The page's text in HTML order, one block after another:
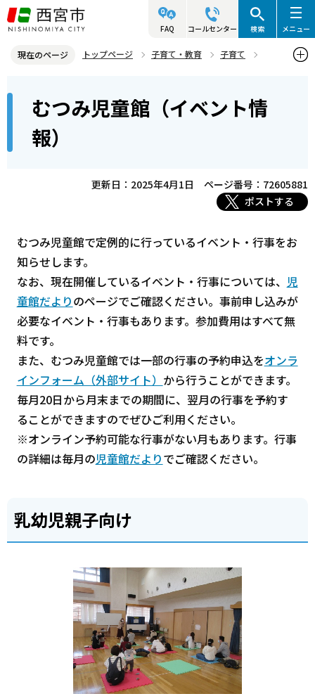
こ
の
ジ
頭
FAQ コールセンター 検索 メニュー
現在のページ トップページ 子育て・教育
子育て
むつみ児童館（イベント情報）
むつみ児童館（イベント情
報）
更新日：2025年4月1日
ページ番号：72605881
ポストする
むつみ児童館で定例的に行っているイベント・行事をお
知らせします。
なお、現在開催しているイベント・行事については、 児
童館だよりのページでご確認ください。事前申し込みが
必要なイベント・行事もあります。参加費用はすべて無
料です。
また、むつみ児童館では一部の行事の予約申込をオンラ
インフォーム（外部サイト） から行うことができます。
毎月20日から月末までの期間に、翌月の行事を予約す
ることができますのでぜひご利用ください。
※オンライン予約可能な行事がない月もあります。行事
の詳細は毎月の児童館だよりでご確認ください。
乳幼児親子向け